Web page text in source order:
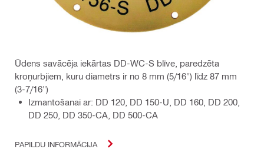
Ūdens savācēja iekārtas DD-WC-S blīve, paredzēta
kroņurbjiem, kuru diametrs ir no 8 mm (5/16") līdz 87 mm
(3-7/16")
Izmantošanai ar: DD 120, DD 150-U, DD 160, DD 200,
DD 250, DD 350-CA, DD 500-CA
PAPILDU INFORMĀCIJA